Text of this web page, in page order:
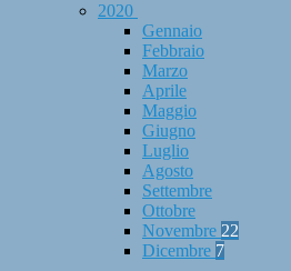
2020
Gennaio
Febbraio
Marzo
Aprile
Maggio
Giugno
Luglio
Agosto
Settembre
Ottobre
Novembre 22
Dicembre 7